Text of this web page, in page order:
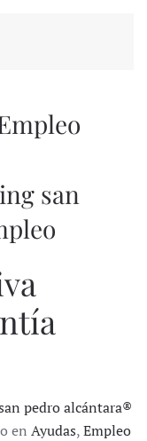
san
pedro alcántara®
en Ayudas,Empleo